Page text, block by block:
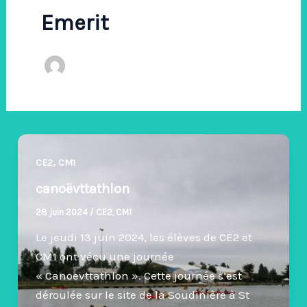
Emerit
CE2, CM1
canoëvttathlon
28 juin 2024 / CE2, CM1
Le jeudi 13 juin 2024, les élèves de CE2 et
CM1 ont vécu une journée
« Canoevttathlon ». Cette journée s’est
déroulée sur le site de la Soudinière à St